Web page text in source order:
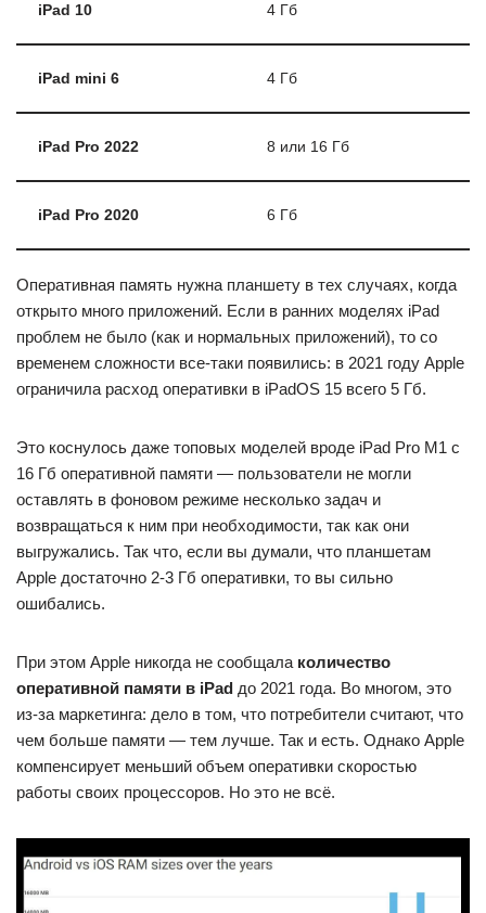
iPad 10 4 Гб
iPad mini 6 4 Гб
iPad Prо 2022 8 или 16 Гб
iPad Pro 2020 6 Гб
Оперативная память нужна планшету в тех случаях, когда
открыто много приложений. Если в ранних моделях iPad
проблем не было (как и нормальных приложений), то со
временем сложности все-таки появились: в 2021 году Apple
ограничила расход оперативки в iPadOS 15 всего 5 Гб.
Это коснулось даже топовых моделей вроде iPad Pro M1 с
16 Гб оперативной памяти — пользователи не могли
оставлять в фоновом режиме несколько задач и
возвращаться к ним при необходимости, так как они
выгружались. Так что, если вы думали, что планшетам
Apple достаточно 2-3 Гб оперативки, то вы сильно
ошибались.
При этом Apple никогда не сообщала количество
оперативной памяти в iPad до 2021 года. Во многом, это
из-за маркетинга: дело в том, что потребители считают, что
чем больше памяти — тем лучше. Так и есть. Однако Apple
компенсирует меньший объем оперативки скоростью
работы своих процессоров. Но это не всё.